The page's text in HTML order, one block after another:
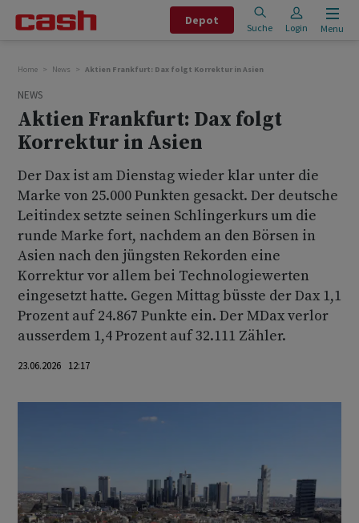
Depot
Suche Login Menu
Home News Aktien Frankfurt: Dax folgt Korrektur in Asien
NEWS
Aktien Frankfurt: Dax folgt
Korrektur in Asien
Der Dax ist am Dienstag wieder klar unter die
Marke von 25.000 Punkten gesackt. Der deutsche
Leitindex setzte seinen Schlingerkurs um die
runde Marke fort, nachdem an den Börsen in
Asien nach den jüngsten Rekorden eine
Korrektur vor allem bei Technologiewerten
eingesetzt hatte. Gegen Mittag büsste der Dax 1,1
Prozent auf 24.867 Punkte ein. Der MDax verlor
ausserdem 1,4 Prozent auf 32.111 Zähler.
23.06.2026 12:17